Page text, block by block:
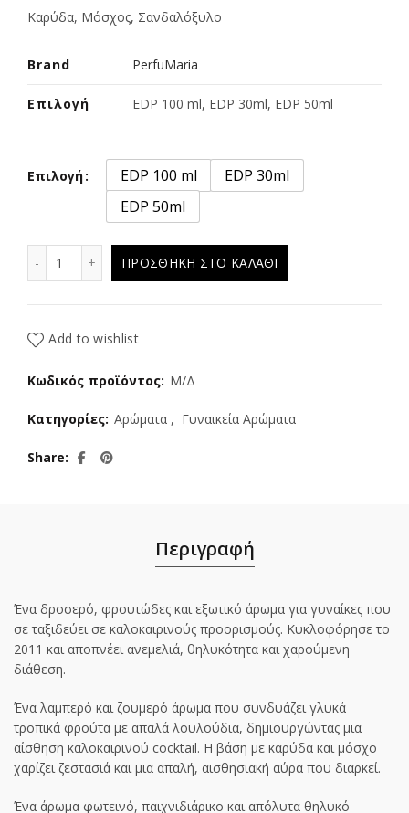
Καρύδα, Μόσχος, Σανδαλόξυλο
Brand PerfuMaria
Επιλογή EDP 100 ml, EDP 30ml, EDP 50ml
Επιλογή EDP 100 ml
EDP 30ml
EDP 50ml
ΠΡΟΣΘΉΚΗ ΣΤΟ ΚΑΛΆΘΙ
Add to wishlist
Κωδικός προϊόντος: Μ/Δ
Κατηγορίες: Αρώματα , Γυναικεία Αρώματα
Share
Περιγραφή
Ένα δροσερό, φρουτώδες και εξωτικό άρωμα για γυναίκες που
σε ταξιδεύει σε καλοκαιρινούς προορισμούς. Κυκλοφόρησε το
2011 και αποπνέει ανεμελιά, θηλυκότητα και χαρούμενη
διάθεση.
Ένα λαμπερό και ζουμερό άρωμα που συνδυάζει γλυκά
τροπικά φρούτα με απαλά λουλούδια, δημιουργώντας μια
αίσθηση καλοκαιρινού cocktail. Η βάση με καρύδα και μόσχο
χαρίζει ζεστασιά και μια απαλή, αισθησιακή αύρα που διαρκεί.
Ένα άρωμα φωτεινό, παιχνιδιάρικο και απόλυτα θηλυκό —